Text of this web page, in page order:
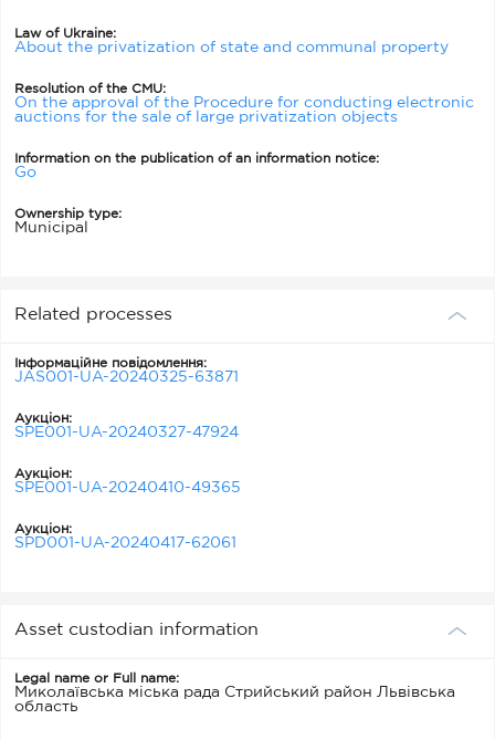
Law of Ukraine:
About the privatization of state and communal property
Resolution of the CMU:
On the approval of the Procedure for conducting electronic
auctions for the sale of large privatization objects
Information on the publication of an information notice:
Go
Ownership type:
Municipal
Related processes
Інформаційне повідомлення:
JAS001-UA-20240325-63871
Аукціон:
SPE001-UA-20240327-47924
Аукціон:
SPE001-UA-20240410-49365
Аукціон:
SPD001-UA-20240417-62061
Asset custodian information
Legal name or Full name:
Миколаївська міська рада Стрийський район Львівська
область